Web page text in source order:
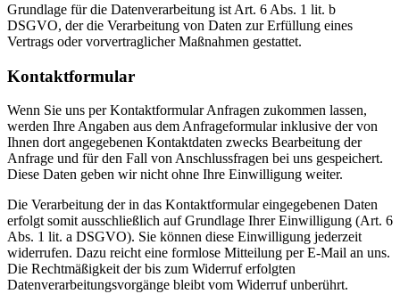
Grundlage für die Datenverarbeitung ist Art. 6 Abs. 1 lit. b
DSGVO, der die Verarbeitung von Daten zur Erfüllung eines
Vertrags oder vorvertraglicher Maßnahmen gestattet.
Kontaktformular
Wenn Sie uns per Kontaktformular Anfragen zukommen lassen,
werden Ihre Angaben aus dem Anfrageformular inklusive der von
Ihnen dort angegebenen Kontaktdaten zwecks Bearbeitung der
Anfrage und für den Fall von Anschlussfragen bei uns gespeichert.
Diese Daten geben wir nicht ohne Ihre Einwilligung weiter.
Die Verarbeitung der in das Kontaktformular eingegebenen Daten
erfolgt somit ausschließlich auf Grundlage Ihrer Einwilligung (Art. 6
Abs. 1 lit. a DSGVO). Sie können diese Einwilligung jederzeit
widerrufen. Dazu reicht eine formlose Mitteilung per E-Mail an uns.
Die Rechtmäßigkeit der bis zum Widerruf erfolgten
Datenverarbeitungsvorgänge bleibt vom Widerruf unberührt.